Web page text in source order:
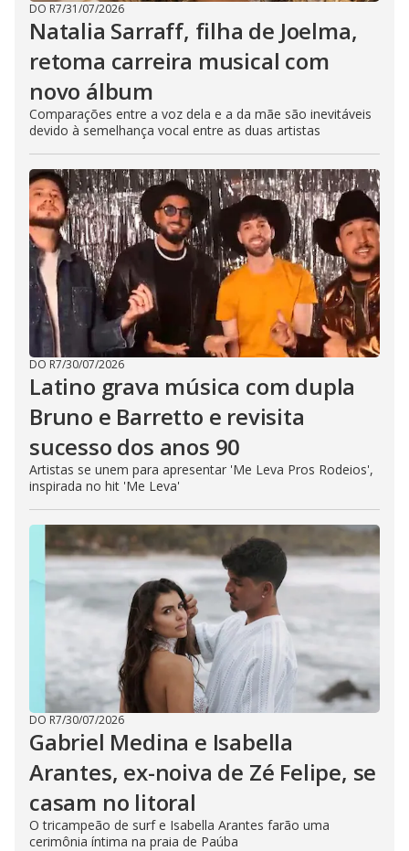
DO R7/31/07/2026
Natalia Sarraff, filha de Joelma,
retoma carreira musical com
novo álbum
Comparações entre a voz dela e a da mãe são inevitáveis
devido à semelhança vocal entre as duas artistas
DO R7/30/07/2026
Latino grava música com dupla
Bruno e Barretto e revisita
sucesso dos anos 90
Artistas se unem para apresentar 'Me Leva Pros Rodeios',
inspirada no hit 'Me Leva'
DO R7/30/07/2026
Gabriel Medina e Isabella
Arantes, ex-noiva de Zé Felipe, se
casam no litoral
O tricampeão de surf e Isabella Arantes farão uma
cerimônia íntima na praia de Paúba